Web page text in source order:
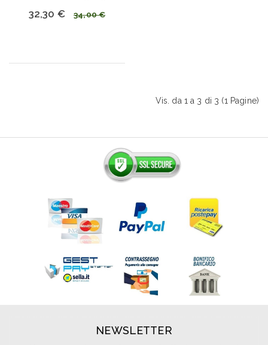
32,30 € 34,00 €
Vis. da 1 a 3 di 3 (1 Pagine)
NEWSLETTER